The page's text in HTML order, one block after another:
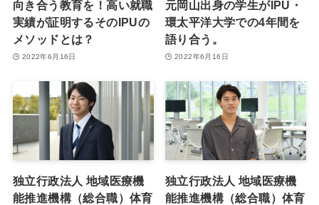
向き合う教育を！高い就職
実績が証明するそのIPUの
メソッドとは？
2022年6月16日
元岡山出身の学生がIPU・
環太平洋大学での4年間を
語り合う。
2022年6月16日
独立行政法人 地域医療機
能推進機構（総合職）体育
独立行政法人 地域医療機
能推進機構（総合職）体育